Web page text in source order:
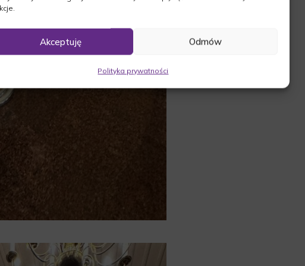
Akceptuję Odmów
Polityka prywatności